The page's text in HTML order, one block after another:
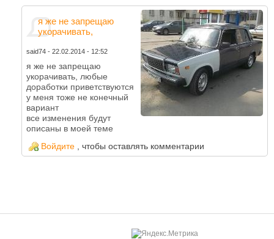
я же не запрещаю
укорачивать,
said74- 22.02.2014 - 12:52
я же не запрещаю
укорачивать, любые
доработки приветствуются
у меня тоже не конечный
вариант
все изменения будут
описаны в моей теме
Войдите , чтобы оставлять комментарии